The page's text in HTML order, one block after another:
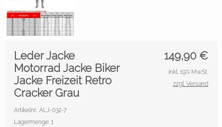
149,90 €
Leder Jacke
Motorrad Jacke Biker
Jacke Freizeit Retro
Cracker Grau
Artikelnr.: ALJ-032-7
Lagermenge: 1
inkl. 19% MwSt.
zzgl. Versand